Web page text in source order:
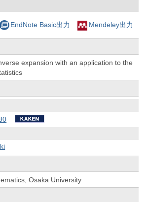
EndNote Basic出力 Mendeley出力
expansion with an application to the
Osaka University